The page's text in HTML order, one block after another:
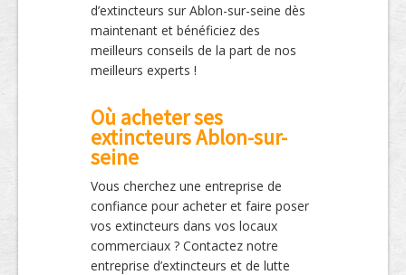
d’extincteurs sur Ablon-sur-seine dès
maintenant et bénéficiez des
meilleurs conseils de la part de nos
meilleurs experts !
Où acheter ses
extincteurs Ablon-sur-
seine
Vous cherchez une entreprise de
confiance pour acheter et faire poser
vos extincteurs dans vos locaux
commerciaux ? Contactez notre
entreprise d’extincteurs et de lutte